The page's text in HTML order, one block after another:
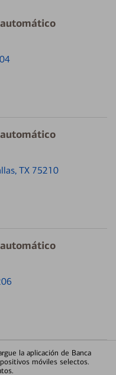
TX 75210
la aplicación de Banca
móviles selectos.